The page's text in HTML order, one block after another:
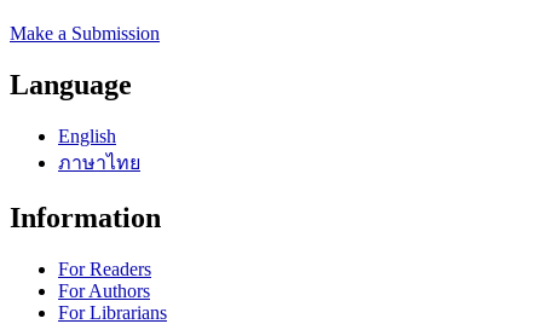
Make a Submission
Language
English
ภาษาไทย
Information
For Readers
For Authors
For Librarians